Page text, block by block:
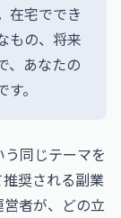
在宅ででき
もの、将来
、あなたの
。
同じテーマを
奨される副業
者が、どの立